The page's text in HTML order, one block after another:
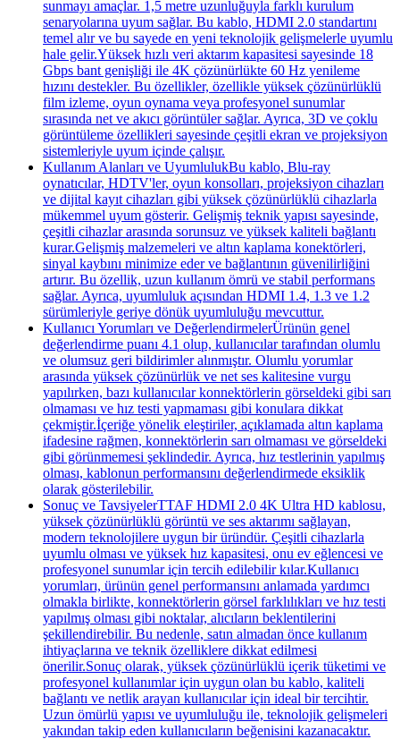
sunmayı amaçlar. 1,5 metre uzunluğuyla farklı kurulum
senaryolarına uyum sağlar. Bu kablo, HDMI 2.0 standartını
temel alır ve bu sayede en yeni teknolojik gelişmelerle uyumlu
hale gelir.Yüksek hızlı veri aktarım kapasitesi sayesinde 18
Gbps bant genişliği ile 4K çözünürlükte 60 Hz yenileme
hızını destekler. Bu özellikler, özellikle yüksek çözünürlüklü
film izleme, oyun oynama veya profesyonel sunumlar
sırasında net ve akıcı görüntüler sağlar. Ayrıca, 3D ve çoklu
görüntüleme özellikleri sayesinde çeşitli ekran ve projeksiyon
sistemleriyle uyum içinde çalışır.
Kullanım Alanları ve UyumlulukBu kablo, Blu-ray
oynatıcılar, HDTV'ler, oyun konsolları, projeksiyon cihazları
ve dijital kayıt cihazları gibi yüksek çözünürlüklü cihazlarla
mükemmel uyum gösterir. Gelişmiş teknik yapısı sayesinde,
çeşitli cihazlar arasında sorunsuz ve yüksek kaliteli bağlantı
kurar.Gelişmiş malzemeleri ve altın kaplama konektörleri,
sinyal kaybını minimize eder ve bağlantının güvenilirliğini
artırır. Bu özellik, uzun kullanım ömrü ve stabil performans
sağlar. Ayrıca, uyumluluk açısından HDMI 1.4, 1.3 ve 1.2
sürümleriyle geriye dönük uyumluluğu mevcuttur.
Kullanıcı Yorumları ve DeğerlendirmelerÜrünün genel
değerlendirme puanı 4.1 olup, kullanıcılar tarafından olumlu
ve olumsuz geri bildirimler alınmıştır. Olumlu yorumlar
arasında yüksek çözünürlük ve net ses kalitesine vurgu
yapılırken, bazı kullanıcılar konnektörlerin görseldeki gibi sarı
olmaması ve hız testi yapmaması gibi konulara dikkat
çekmiştir.İçeriğe yönelik eleştiriler, açıklamada altın kaplama
ifadesine rağmen, konnektörlerin sarı olmaması ve görseldeki
gibi görünmemesi şeklindedir. Ayrıca, hız testlerinin yapılmış
olması, kablonun performansını değerlendirmede eksiklik
olarak gösterilebilir.
Sonuç ve TavsiyelerTTAF HDMI 2.0 4K Ultra HD kablosu,
yüksek çözünürlüklü görüntü ve ses aktarımı sağlayan,
modern teknolojilere uygun bir üründür. Çeşitli cihazlarla
uyumlu olması ve yüksek hız kapasitesi, onu ev eğlencesi ve
profesyonel sunumlar için tercih edilebilir kılar.Kullanıcı
yorumları, ürünün genel performansını anlamada yardımcı
olmakla birlikte, konnektörlerin görsel farklılıkları ve hız testi
yapılmış olması gibi noktalar, alıcıların beklentilerini
şekillendirebilir. Bu nedenle, satın almadan önce kullanım
ihtiyaçlarına ve teknik özelliklere dikkat edilmesi
önerilir.Sonuç olarak, yüksek çözünürlüklü içerik tüketimi ve
profesyonel kullanımlar için uygun olan bu kablo, kaliteli
bağlantı ve netlik arayan kullanıcılar için ideal bir tercihtir.
Uzun ömürlü yapısı ve uyumluluğu ile, teknolojik gelişmeleri
yakından takip eden kullanıcıların beğenisini kazanacaktır.